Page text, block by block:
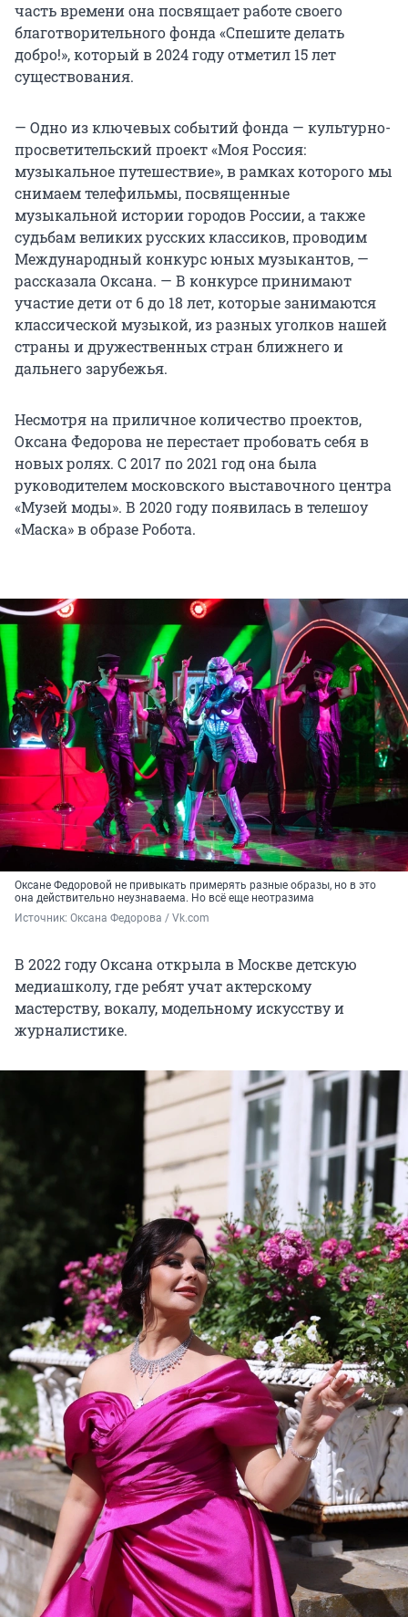
часть времени она посвящает работе своего
благотворительного фонда «Спешите делать
добро!», который в 2024 году отметил 15 лет
существования.
— Одно из ключевых событий фонда — культурно-
просветительский проект «Моя Россия:
музыкальное путешествие», в рамках которого мы
снимаем телефильмы, посвященные
музыкальной истории городов России, а также
судьбам великих русских классиков, проводим
Международный конкурс юных музыкантов, —
рассказала Оксана. — В конкурсе принимают
участие дети от 6 до 18 лет, которые занимаются
классической музыкой, из разных уголков нашей
страны и дружественных стран ближнего и
дальнего зарубежья.
Несмотря на приличное количество проектов,
Оксана Федорова не перестает пробовать себя в
новых ролях. С 2017 по 2021 год она была
руководителем московского выставочного центра
«Музей моды». В 2020 году появилась в телешоу
«Маска» в образе Робота.
Оксане Федоровой не привыкать примерять разные образы, но в это
она действительно неузнаваема. Но всё еще неотразима
Источник: Оксана Федорова / Vk.com
В 2022 году Оксана открыла в Москве детскую
медиашколу, где ребят учат актерскому
мастерству, вокалу, модельному искусству и
журналистике.